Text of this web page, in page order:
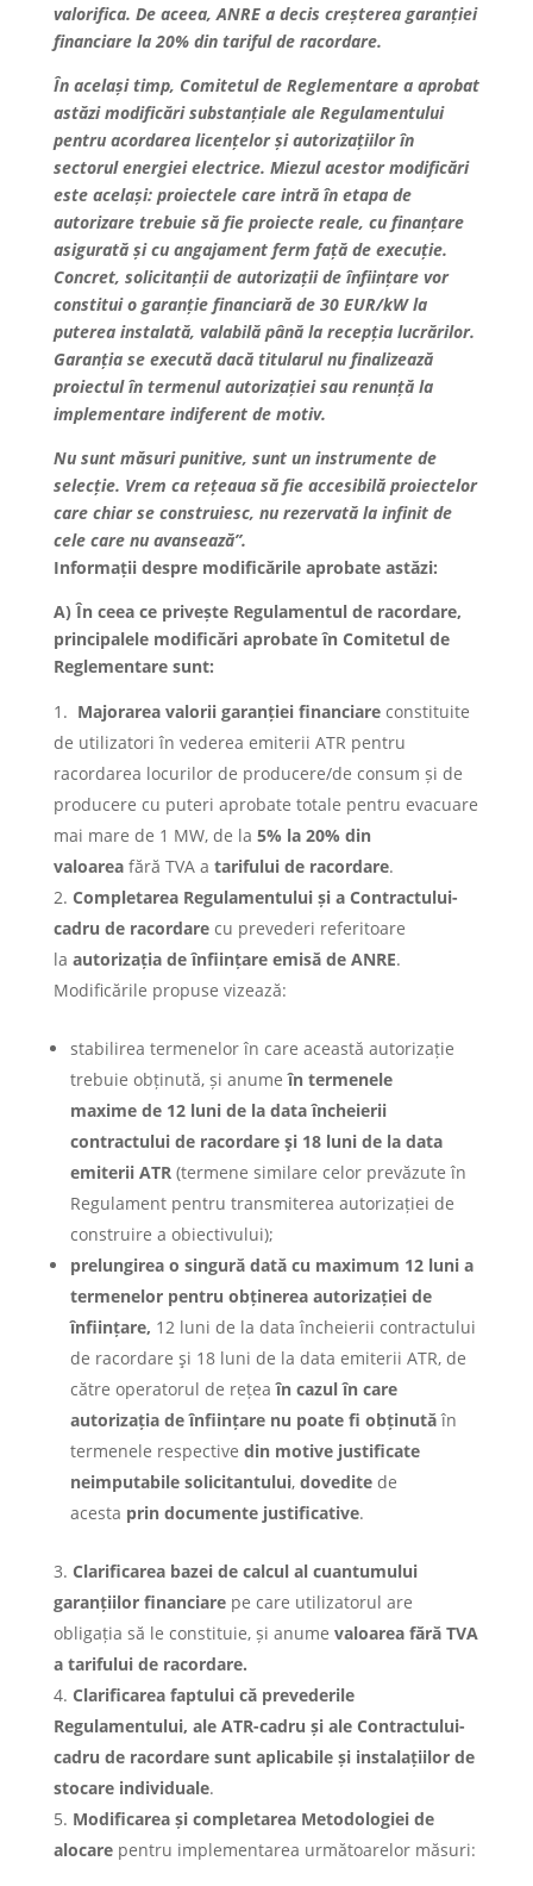
valorifica. De aceea, ANRE a decis creșterea garanției
financiare la 20% din tariful de racordare.
În același timp, Comitetul de Reglementare a aprobat
astăzi modificări substanțiale ale Regulamentului
pentru acordarea licențelor și autorizațiilor în
sectorul energiei electrice. Miezul acestor modificări
este același: proiectele care intră în etapa de
autorizare trebuie să fie proiecte reale, cu finanțare
asigurată și cu angajament ferm față de execuție.
Concret, solicitanții de autorizații de înființare vor
constitui o garanție financiară de 30 EUR/kW la
puterea instalată, valabilă până la recepția lucrărilor.
Garanția se execută dacă titularul nu finalizează
proiectul în termenul autorizației sau renunță la
implementare indiferent de motiv.
Nu sunt măsuri punitive, sunt un instrumente de
selecție. Vrem ca rețeaua să fie accesibilă proiectelor
care chiar se construiesc, nu rezervată la infinit de
cele care nu avansează”.
Informații despre modificările aprobate astăzi:
A) În ceea ce privește Regulamentul de racordare,
principalele modificări aprobate în Comitetul de
Reglementare sunt:
Majorarea valorii garanției financiareconstituite
de utilizatori în vederea emiterii ATR pentru
racordarea locurilor de producere/de consum și de
producere cu puteri aprobate totale pentru evacuare
mai mare de 1 MW, de la 5% la 20% din
valoareafără TVA a tarifului de racordare.
Completarea Regulamentului și a Contractului-
cadru de racordarecu prevederi referitoare
la autorizația de înființare emisă de ANRE.
Modificările propuse vizează:
stabilirea termenelor în care această autorizație
trebuie obținută, și anumeîn termenele
maximede 12 luni de la data încheierii
contractului de racordare şi 18 luni de la data
emiterii ATR (termene similare celor prevăzute în
Regulament pentru transmiterea autorizației de
construire a obiectivului);
prelungirea o singură dată cu maximum 12 luni a
termenelor pentru obținerea autorizației de
înființare, 12 luni de la data încheierii contractului
de racordare şi 18 luni de la data emiterii ATR, de
către operatorul de rețeaîn cazul în care
autorizația de înființare nu poate fi obținutăîn
termenele respective din motive justificate
neimputabile solicitantului, doveditede
acesta prin documente justificative.
Clarificarea bazei de calcul al cuantumului
garanțiilor financiare pe care utilizatorul are
obligația să le constituie, și anume valoarea fără TVA
a tarifului de racordare.
Clarificarea faptului că prevederile
Regulamentului, ale ATR-cadru și ale Contractului-
cadru de racordare sunt aplicabile și instalațiilor de
stocare individuale.
Modificarea și completarea Metodologiei de
alocarepentru implementarea următoarelor măsuri: